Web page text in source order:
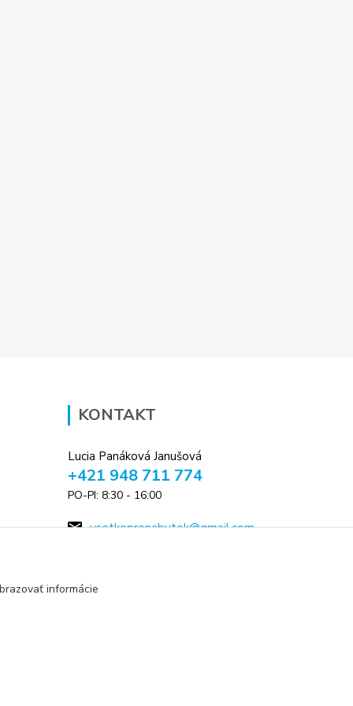
KONTAKT
Lucia Panáková Janušová
+421 948 711 774
PO-PI: 8:30 - 16:00
vsetkoprenabytok@gmail.com
informácie